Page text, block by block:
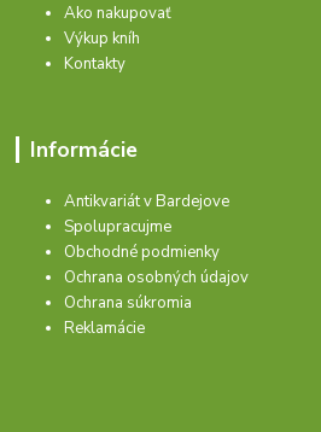
Ako nakupovať
Výkup kníh
Kontakty
Informácie
Antikvariát v Bardejove
Spolupracujme
Obchodné podmienky
Ochrana osobných údajov
Ochrana súkromia
Reklamácie